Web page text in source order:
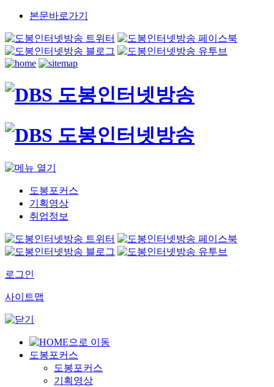
본문바로가기
도봉포커스
기획영상
취업정보
로그인
사이트맵
도봉포커스
도봉포커스
기획영상